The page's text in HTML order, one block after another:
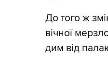
До того ж
вічної
дим від